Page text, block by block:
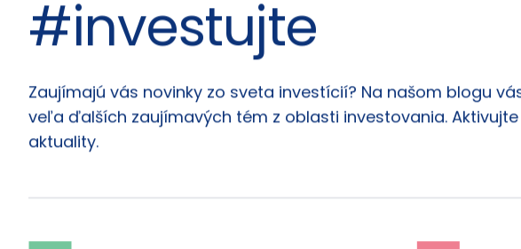
#investujte
Články
Zaujímajú vás novinky zo sveta investícií? Na našom blogu
veľa ďalších zaujímavých tém z oblasti investovania.
aktuality.